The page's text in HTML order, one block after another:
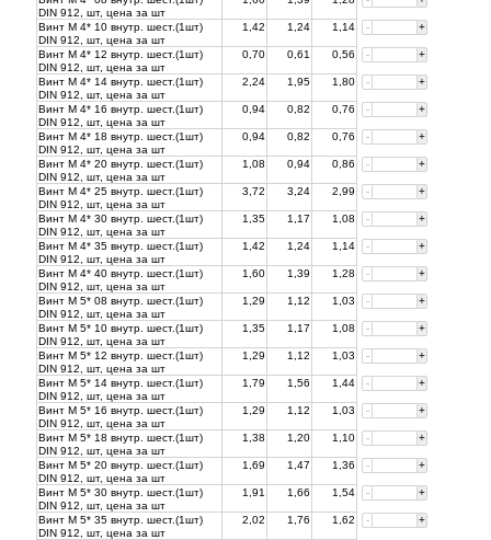
DIN 912, шт, цена за шт
Винт М 4* 10 внутр. шест.(1шт)
DIN 912, шт, цена за шт
1,42 1,24 1,14 - +
Винт М 4* 12 внутр. шест.(1шт)
DIN 912, шт, цена за шт
0,70 0,61 0,56 - +
Винт М 4* 14 внутр. шест.(1шт)
DIN 912, шт, цена за шт
2,24 1,95 1,80 - +
Винт М 4* 16 внутр. шест.(1шт)
DIN 912, шт, цена за шт
0,94 0,82 0,76 - +
Винт М 4* 18 внутр. шест.(1шт)
DIN 912, шт, цена за шт
0,94 0,82 0,76 - +
Винт М 4* 20 внутр. шест.(1шт)
DIN 912, шт, цена за шт
1,08 0,94 0,86 - +
Винт М 4* 25 внутр. шест.(1шт)
DIN 912, шт, цена за шт
3,72 3,24 2,99 - +
Винт М 4* 30 внутр. шест.(1шт)
DIN 912, шт, цена за шт
1,35 1,17 1,08 - +
Винт М 4* 35 внутр. шест.(1шт)
DIN 912, шт, цена за шт
1,42 1,24 1,14 - +
Винт М 4* 40 внутр. шест.(1шт)
DIN 912, шт, цена за шт
1,60 1,39 1,28 - +
Винт М 5* 08 внутр. шест.(1шт)
DIN 912, шт, цена за шт
1,29 1,12 1,03 - +
Винт М 5* 10 внутр. шест.(1шт)
DIN 912, шт, цена за шт
1,35 1,17 1,08 - +
Винт М 5* 12 внутр. шест.(1шт)
DIN 912, шт, цена за шт
1,29 1,12 1,03 - +
Винт М 5* 14 внутр. шест.(1шт)
DIN 912, шт, цена за шт
1,79 1,56 1,44 - +
Винт М 5* 16 внутр. шест.(1шт)
DIN 912, шт, цена за шт
1,29 1,12 1,03 - +
Винт М 5* 18 внутр. шест.(1шт)
DIN 912, шт, цена за шт
1,38 1,20 1,10 - +
Винт М 5* 20 внутр. шест.(1шт)
DIN 912, шт, цена за шт
1,69 1,47 1,36 - +
Винт М 5* 30 внутр. шест.(1шт)
DIN 912, шт, цена за шт
1,91 1,66 1,54 - +
Винт М 5* 35 внутр. шест.(1шт)
DIN 912, шт, цена за шт
2,02 1,76 1,62 - +